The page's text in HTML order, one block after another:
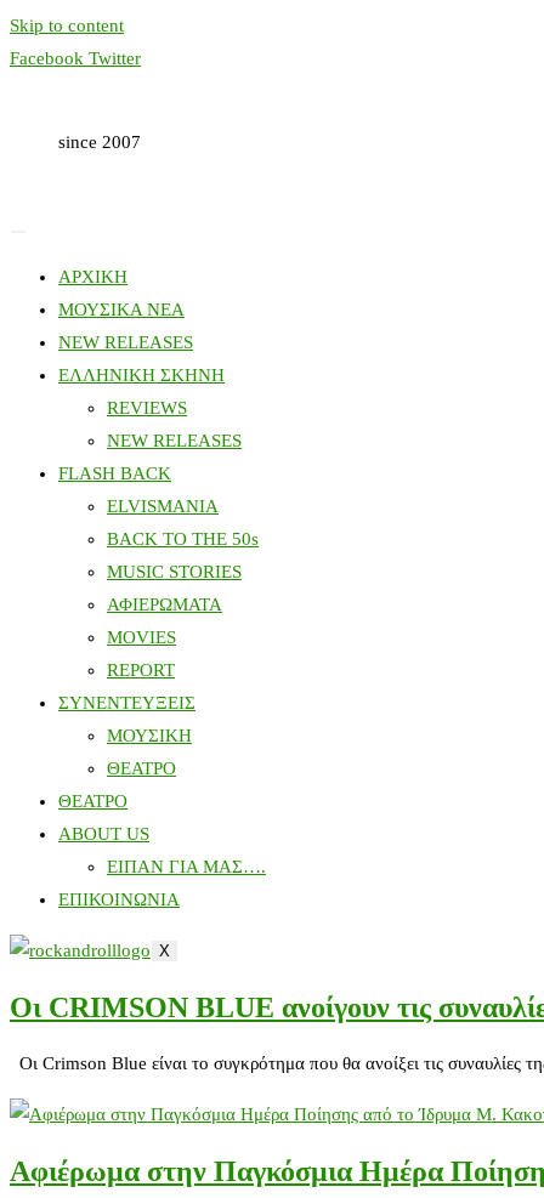
Skip to content
Facebook Twitter
since 2007
ΑΡΧΙΚΗ
ΜΟΥΣΙΚΑ ΝΕΑ
NEW RELEASES
ΕΛΛΗΝΙΚΗ ΣΚΗΝΗ
REVIEWS
NEW RELEASES
FLASH BACK
ELVISMANIA
BACK TO THE 50s
MUSIC STORIES
ΑΦΙΕΡΩΜΑΤΑ
MOVIES
REPORT
ΣΥΝΕΝΤΕΥΞΕΙΣ
ΜΟΥΣΙΚΗ
ΘΕΑΤΡΟ
ΘΕΑΤΡΟ
ABOUT US
ΕΙΠΑΝ ΓΙΑ ΜΑΣ….
ΕΠΙΚΟΙΝΩΝΙΑ
X
Οι CRIMSON BLUE ανοίγουν τις
Οι Crimson Blue είναι το συγκρότημα που θα ανοίξει τις
Αφιέρωμα στην Παγκόσμια Ημέρα